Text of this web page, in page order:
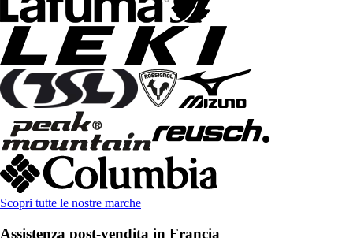
Scopri tutte le nostre marche
Assistenza post-vendita in Francia